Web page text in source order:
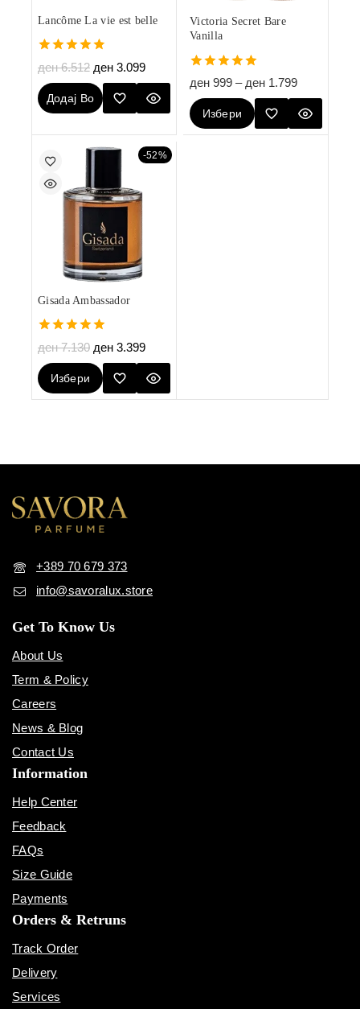
Lancôme La vie est belle
4.80
out of 5
ден6.512 ден 3.099
Додај Во
Victoria Secret Bare
Vanilla
5.00
out of 5
ден 999 – ден 1.799
Избери
Опции
-52%
Gisada Ambassador
5.00
out of 5
ден7.130 ден 3.399
Избери
Опции
+389 70 679 373
info@savoralux.store
Get To Know Us
About Us
Term & Policy
Careers
News & Blog
Contact Us
Information
Help Center
Feedback
FAQs
Size Guide
Payments
Orders & Retruns
Track Order
Delivery
Services